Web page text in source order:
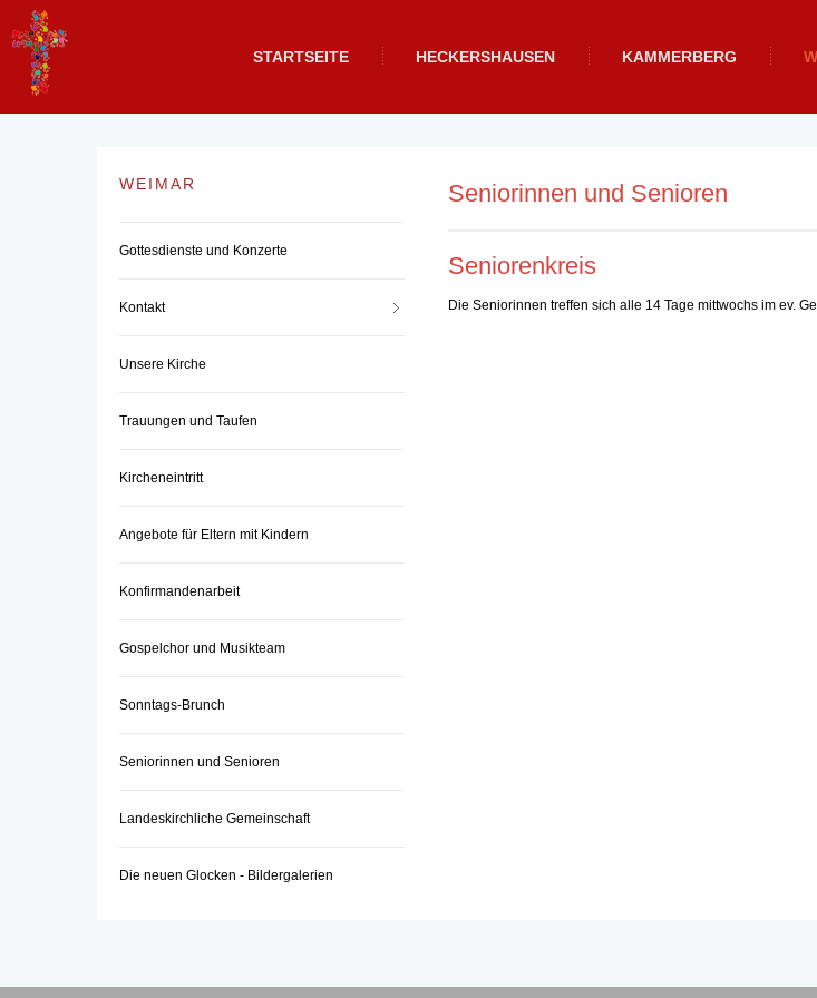
STARTSEITE HECKERSHAUSEN KAMMERBERG
Seniorinnen und Senioren
Seniorenkreis
Die Seniorinnen treffen sich alle 14 Tage mittwochs im ev.
WEIMAR
Gottesdienste und Konzerte
Kontakt
Unsere Kirche
Trauungen und Taufen
Kircheneintritt
Angebote für Eltern mit Kindern
Konfirmandenarbeit
Gospelchor und Musikteam
Sonntags-Brunch
Seniorinnen und Senioren
Landeskirchliche Gemeinschaft
Die neuen Glocken - Bildergalerien